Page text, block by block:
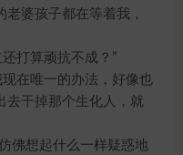
婆孩子都在等着我，
打算顽抗不成？”
在唯一的办法，好像也
去干掉那个生化人，就
想起什么一样疑惑地